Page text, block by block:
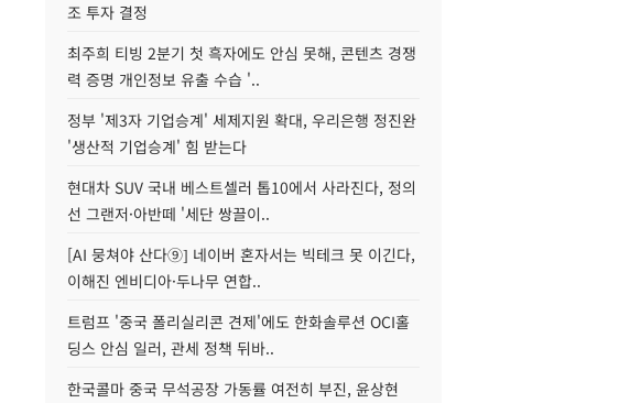
조 투자 결정
최주희 티빙 2분기 첫 흑자에도 안심 못해, 콘텐츠 경쟁
력 증명 개인정보 유출 수습 '..
정부 '제3자 기업승계' 세제지원 확대, 우리은행 정진완
'생산적 기업승계' 힘 받는다
현대차 SUV 국내 베스트셀러 톱10에서 사라진다, 정의
선 그랜저·아반떼 '세단 쌍끌이..
[AI 뭉쳐야 산다⑨] 네이버 혼자서는 빅테크 못 이긴다,
이해진 엔비디아·두나무 연합..
트럼프 '중국 폴리실리콘 견제'에도 한화솔루션 OCI홀
딩스 안심 일러, 관세 정책 뒤바..
한국콜마 중국 무석공장 가동률 여전히 부진, 윤상현